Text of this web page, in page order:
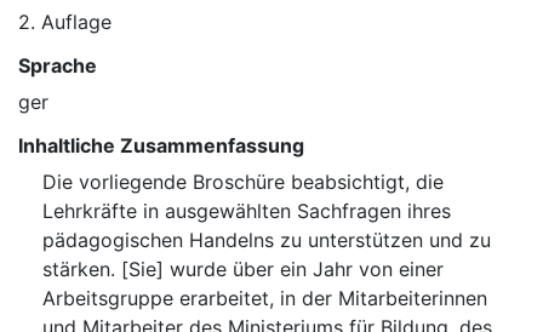
2. Auflage
Sprache
ger
Inhaltliche Zusammenfassung
Die vorliegende Broschüre beabsichtigt, die
Lehrkräfte in ausgewählten Sachfragen ihres
pädagogischen Handelns zu unterstützen und zu
stärken. [Sie] wurde über ein Jahr von einer
Arbeitsgruppe erarbeitet, in der Mitarbeiterinnen